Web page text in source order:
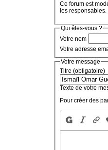
Ce forum est
les responsables.
Qui êtes-vous ?
Votre nom
Votre adresse
Votre message
Titre (obligatoire)
Texte de votre
Pour créer des